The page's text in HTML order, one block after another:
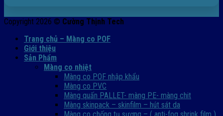
Copyright 2026 © Cường Thịnh Tech
Trang chủ – Màng co POF
Giới thiệu
Sản Phẩm
Màng co nhiệt
Màng co POF nhập khẩu
Màng co PVC
Màng quấn PALLET- màng PE- màng chit
Màng skinpack – skinfilm – hút sát da